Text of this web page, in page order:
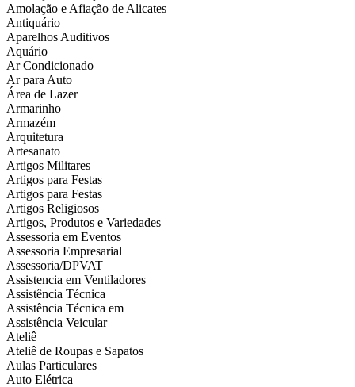
Amolação e Afiação de Alicates
Antiquário
Aparelhos Auditivos
Aquário
Ar Condicionado
Ar para Auto
Área de Lazer
Armarinho
Armazém
Arquitetura
Artesanato
Artigos Militares
Artigos para Festas
Artigos para Festas
Artigos Religiosos
Artigos, Produtos e Variedades
Assessoria em Eventos
Assessoria Empresarial
Assessoria/DPVAT
Assistencia em Ventiladores
Assistência Técnica
Assistência Técnica em
Assistência Veicular
Ateliê
Ateliê de Roupas e Sapatos
Aulas Particulares
Auto Elétrica